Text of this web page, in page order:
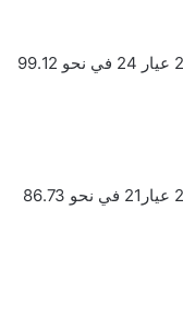
سجل سعر الذهب اليوم الإثنين 8 يونيو 2026 عيار 24 في نحو 99.12
سجل سعر الذهب اليوم الإثنين 8 يونيو 2026 عيار21 في نحو 86.73